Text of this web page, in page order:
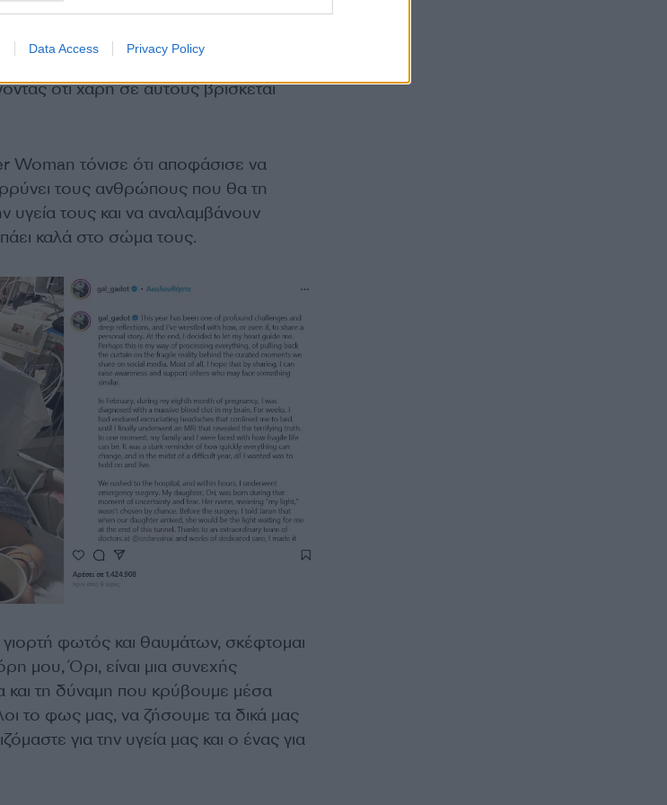
Data Access Privacy Policy
του τούνελ», συμπλήρωσε.
ότι χάρη σε αυτούς βρίσκεται
Woman τόνισε ότι αποφάσισε να
τους ανθρώπους που θα τη
υγεία τους και να αναλαμβάνουν
καλά στο σώμα τους.
φωτός και θαυμάτων, σκέφτομαι
μου, Όρι, είναι μια συνεχής
και τη δύναμη που κρύβουμε μέσα
το φως μας, να ζήσουμε τα δικά μας
για την υγεία μας και ο ένας για